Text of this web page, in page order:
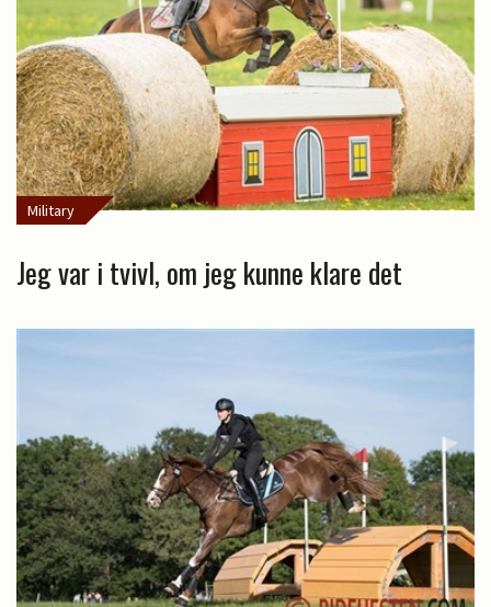
Military
Jeg var i tvivl, om jeg kunne klare det